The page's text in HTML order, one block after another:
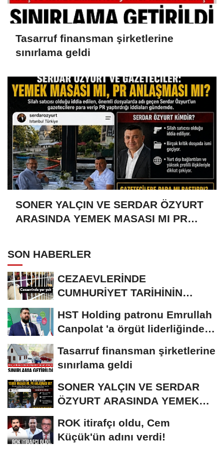
Tasarruf finansman şirketlerine
sınırlama geldi
SONER YALÇIN VE SERDAR ÖZYURT
ARASINDA YEMEK MASASI MI PR
SON HABERLER
CEZAEVLERİNDE
CUMHURİYET TARİHİNİN
KİŞİ...
HST Holding patronu Emrullah
Canpolat 'a örgüt liderliğinden
Tasarruf finansman şirketlerine
sınırlama geldi
SONER YALÇIN VE SERDAR
ÖZYURT ARASINDA YEMEK
ROK itirafçı oldu, Cem
Küçük'ün adını verdi!